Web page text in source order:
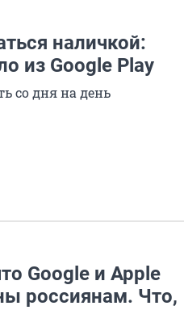
наличкой:
из Google Play
со дня на день
Google и Apple
россиянам. Что,